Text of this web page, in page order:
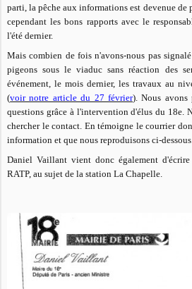
parti, la pêche aux informations est devenue de
cependant les bons rapports avec le
l'été dernier.
Mais combien de fois n'avons-nous pas
pigeons sous le viaduc sans réaction des
événement, le mois dernier, les travaux au
(voir notre article du 27 février). Nous avons
questions grâce à l'intervention d'élus du 18e.
chercher le contact. En témoigne le courrier
information et que nous reproduisons ci-
Daniel Vaillant vient donc également
RATP, au sujet de la station La Chapelle.